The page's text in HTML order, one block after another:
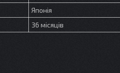
Японія
36 місяців